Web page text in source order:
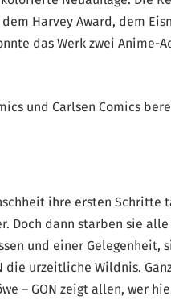
Harvey Award, dem
das Werk zwei Anime-
und Carlsen Comics
ihre ersten Schritte
Doch dann starben sie
und einer Gelegenheit,
die urzeitliche Wildnis.
– GON zeigt allen, wer